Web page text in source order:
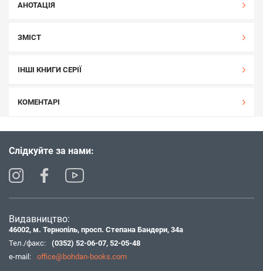
АНОТАЦІЯ
ЗМІСТ
ІНШІ КНИГИ СЕРІЇ
КОМЕНТАРІ
Слідкуйте за нами:
Видавництво:
46002, м. Тернопіль, просп. Степана Бандери, 34а
Тел./факс:
(0352) 52-06-07, 52-05-48
e-mail:
office@bohdan-books.com